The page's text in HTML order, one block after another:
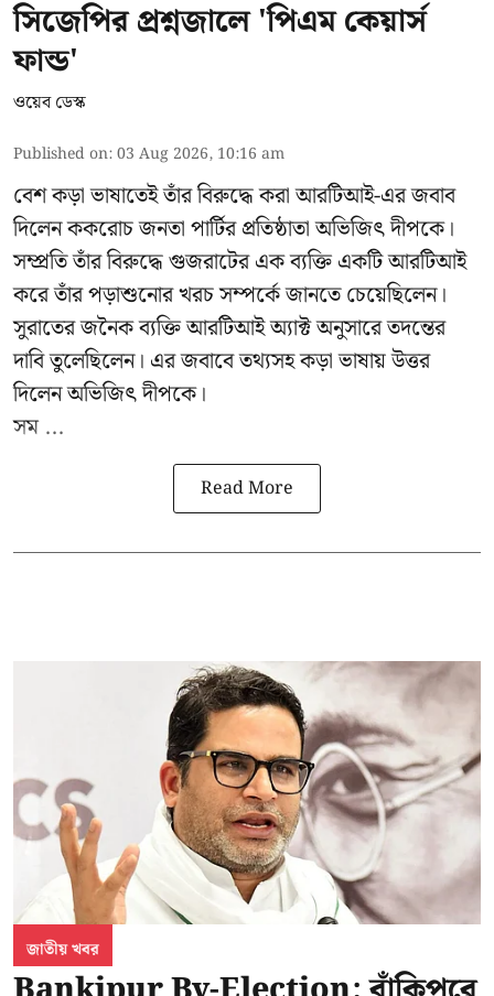
সিজেপির প্রশ্নজালে 'পিএম কেয়ার্স
ফান্ড'
ওয়েব ডেস্ক
Published on:03 Aug 2026, 10:16 am
বেশ কড়া ভাষাতেই তাঁর বিরুদ্ধে করা আরটিআই-এর জবাব
দিলেন ককরোচ জনতা পার্টির প্রতিষ্ঠাতাঅভিজিৎ দীপকে।
সম্প্রতি তাঁর বিরুদ্ধে গুজরাটের এক ব্যক্তি একটি আরটিআই
করে তাঁর পড়াশুনোর খরচ সম্পর্কে জানতে চেয়েছিলেন।
সুরাতের জনৈক ব্যক্তি আরটিআই অ্যাক্ট অনুসারে তদন্তের
দাবি তুলেছিলেন। এর জবাবে তথ্যসহ কড়া ভাষায় উত্তর
দিলেন অভিজিৎ দীপকে।
সম ...
Read More
জাতীয় খবর